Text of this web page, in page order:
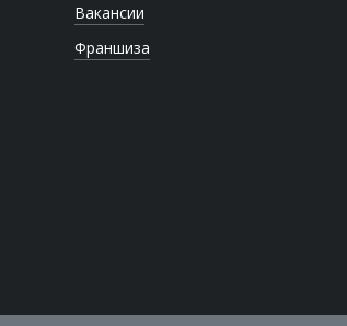
Вакансии
Франшиза